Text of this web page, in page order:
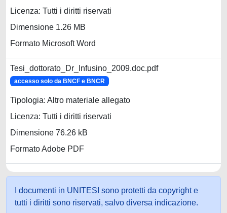
Licenza: Tutti i diritti riservati
Dimensione 1.26 MB
Formato Microsoft Word
Tesi_dottorato_Dr_Infusino_2009.doc.pdf
accesso solo da BNCF e BNCR
Tipologia: Altro materiale allegato
Licenza: Tutti i diritti riservati
Dimensione 76.26 kB
Formato Adobe PDF
I documenti in UNITESI sono protetti da copyright e
tutti i diritti sono riservati, salvo diversa indicazione.